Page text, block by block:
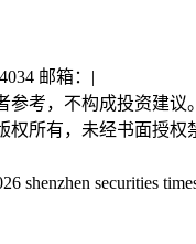
邮箱： |
参考，不构成投资建议
权所有，未经书面授权
shenzhen securities